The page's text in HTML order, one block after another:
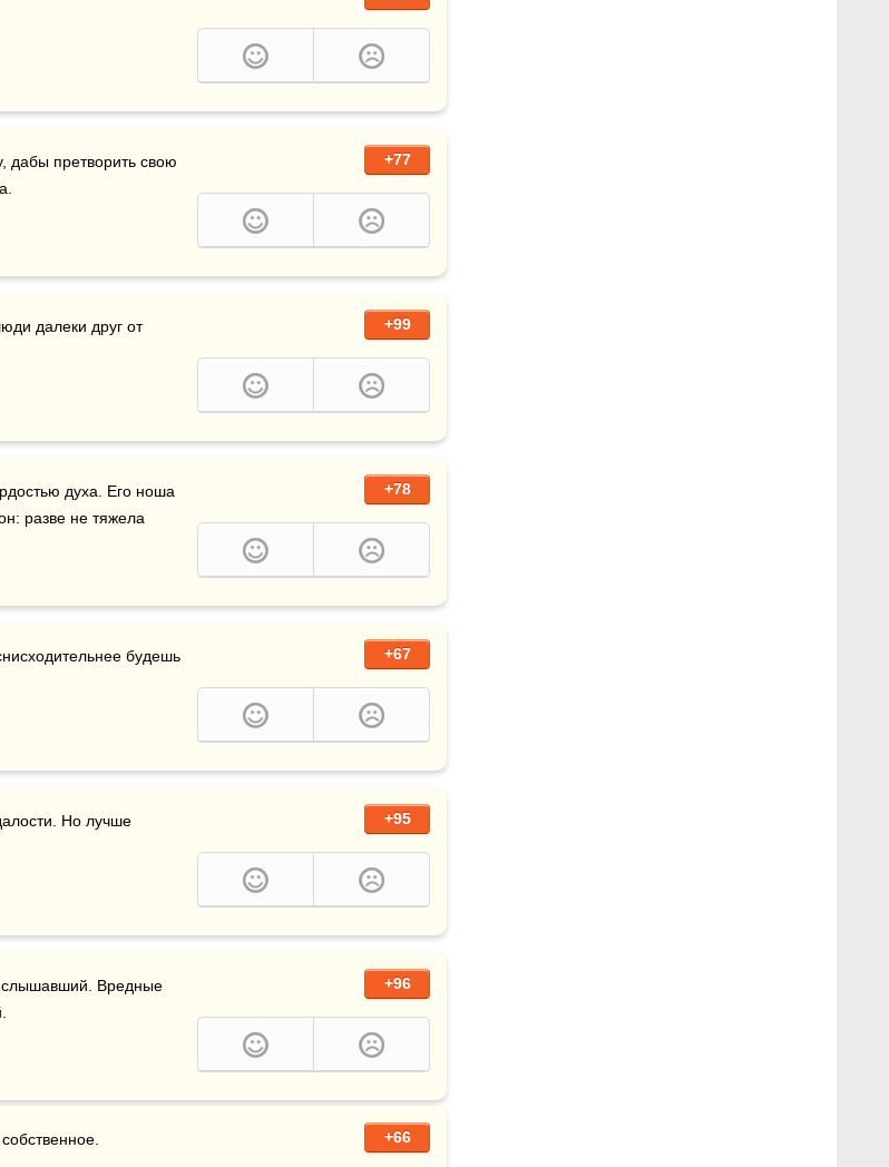
+77
+99
люди далеки друг от
+78
духа. Его ноша
разве не тяжела
+67
будешь
+95
Но лучше
+96
слышавший. Вредные
+66